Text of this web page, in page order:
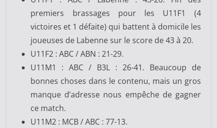
premiers brassages pour les U11F1 (4
victoires et 1 défaite) qui battent à domicile les
joueuses de Labenne sur le score de 43 à 20.
U11F2 : ABC / ABN : 21-29.
U11M1 : ABC / B3L : 26-41. Beaucoup de
bonnes choses dans le contenu, mais un gros
manque d’adresse nous empêche de gagner
ce match.
U11M2 : MCB / ABC : 77-13.